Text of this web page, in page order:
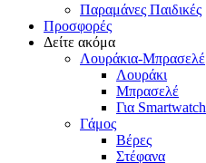
Παραμάνες Παιδικές
Προσφορές
Δείτε ακόμα
Λουράκια-Μπρασελέ
Λουράκι
Μπρασελέ
Για Smartwatch
Γάμος
Βέρες
Στέφανα